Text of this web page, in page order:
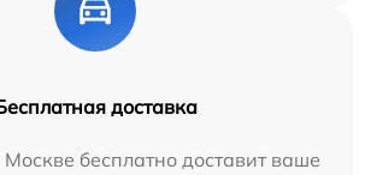
доставка
бесплатно доставит ваше